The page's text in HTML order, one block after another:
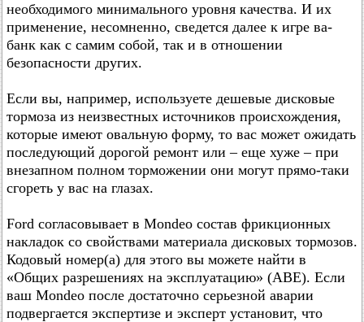
необходимого минимального уровня качества. И их
применение, несомненно, сведется далее к игре ва-
банк как с самим собой, так и в отношении
безопасности других.
Если вы, например, используете дешевые дисковые
тормоза из неизвестных источников происхождения,
которые имеют овальную форму, то вас может ожидать
последующий дорогой ремонт или – еще хуже – при
внезапном полном торможении они могут прямо-таки
сгореть у вас на глазах.
Ford согласовывает в Mondeo состав фрикционных
накладок со свойствами материала дисковых тормозов.
Кодовый номер(а) для этого вы можете найти в
«Общих разрешениях на эксплуатацию» (АВЕ). Если
ваш Mondeo после достаточно серьезной аварии
подвергается экспертизе и эксперт установит, что